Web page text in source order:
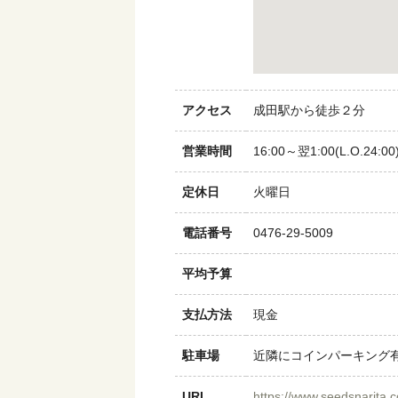
アクセス 成田駅から徒歩２分
営業時間 16:00～翌1:00(L.O.24:00)
定休日 火曜日
電話番号 0476-29-5009
平均予算
支払方法 現金
駐車場 近隣にコインパーキング